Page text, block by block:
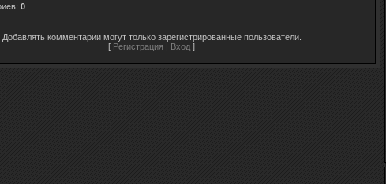
: 0
Добавлять комментарии могут только зарегистрированные пользователи.
[ Регистрация | Вход ]